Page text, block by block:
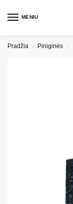
MENIU
Pradžia / Piniginės /